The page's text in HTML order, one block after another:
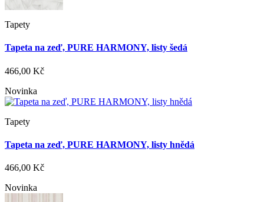
Tapety
Tapeta na zeď, PURE HARMONY, listy šedá
466,00 Kč
Novinka
Tapety
Tapeta na zeď, PURE HARMONY, listy hnědá
466,00 Kč
Novinka